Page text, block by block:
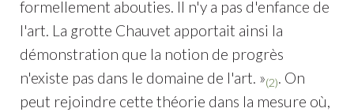
formellement abouties. Il n'y a pas d'enfance de
l'art. La grotte Chauvet apportait ainsi la
démonstration que la notion de progrès
n'existe pas dans le domaine de l'art. »(2). On
peut rejoindre cette théorie dans la mesure où,